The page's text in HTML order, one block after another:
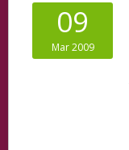
09
Mar 2009